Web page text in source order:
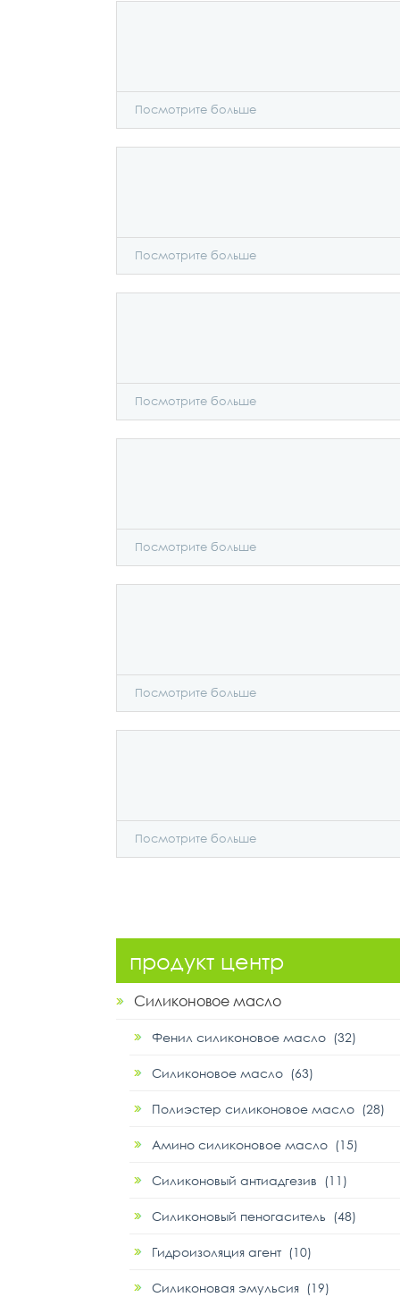
Посмотрите больше
Посмотрите больше
Посмотрите больше
Посмотрите больше
Посмотрите больше
Посмотрите больше
продукт центр
Силиконовое масло
Фенил силиконовое масло (32)
Силиконовое масло (63)
Полиэстер силиконовое масло (28)
Амино силиконовое масло (15)
Силиконовый антиадгезив (11)
Силиконовый пеногаситель (48)
Гидроизоляция агент (10)
Силиконовая эмульсия (19)